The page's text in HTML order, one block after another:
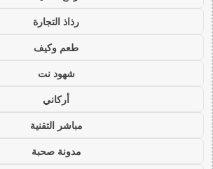
رذاذ التجارة
طعم وكيف
شهود نت
أركاني
مباشر التقنية
مدونة صحبة